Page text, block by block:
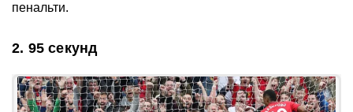
пенальти.
2. 95 секунд